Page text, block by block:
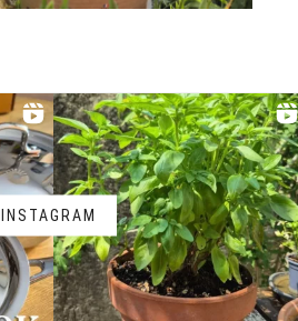
INSTAGRAM